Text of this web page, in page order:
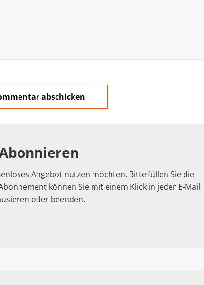
Angebot nutzen möchten. Bitte füllen Sie die
können Sie mit einem Klick in jeder E-Mail
oder beenden.